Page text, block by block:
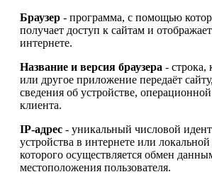
Браузер - программа, с помощью
получает доступ к сайтам и
интернете.
Название и версия браузера - строка,
или другое приложение передаёт
сведения об устройстве,
клиента.
IP-адрес - уникальный числовой
устройства в интернете или
которого осуществляется обмен
местоположения пользователя.